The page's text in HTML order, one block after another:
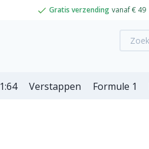
Gratis verzending vanaf € 49
1:64 Verstappen Formule 1